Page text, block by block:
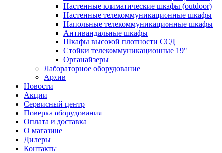
Настенные климатические шкафы (outdoor)
Настенные телекоммуникационные шкафы
Напольные телекоммуникационные шкафы
Антивандальные шкафы
Шкафы высокой плотности ССД
Стойки телекоммуникационные 19"
Органайзеры
Лабораторное оборудование
Архив
Новости
Акции
Сервисный центр
Поверка оборудования
Оплата и доставка
О магазине
Дилеры
Контакты